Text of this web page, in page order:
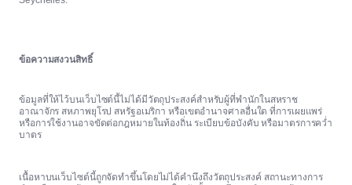
ข้อความสงวนสิทธิ์
ข้อมูลที่ให้ไว้บนเว็บไซต์นี้ไม่ได้มีวัตถุประสงค์สำหรับผู้ที่พำนักในสหราช
อาณาจักร สหภาพยุโรป สหรัฐอเมริกา หรือเขตอำนาจศาลอื่นใด ที่การเผยแพร่
หรือการใช้งานอาจขัดต่อกฎหมายในท้องถิ่น ระเบียบข้อบังคับ หรือมาตรการคว่ำ
บาตร
เนื้อหาบนเว็บไซต์นี้ถูกจัดทำขึ้นโดยไม่ได้คำนึงถึงวัตถุประสงค์ สถานะทางการ